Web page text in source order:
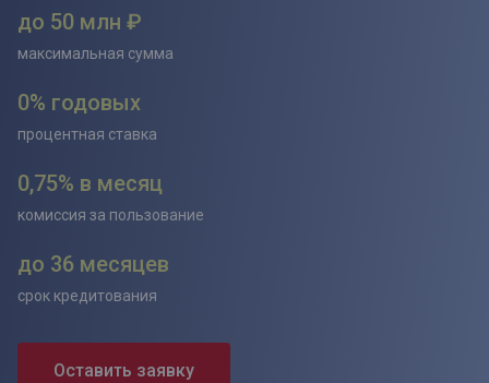
Оставить заявку
до 50 млн ₽
максимальная сумма
0% годовых
процентная ставка
0,75% в месяц
комиссия за пользование
до 36 месяцев
срок кредитования